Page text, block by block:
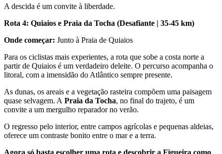
A descida é um convite à liberdade.
Rota 4: Quiaios e Praia da Tocha (Desafiante | 35-45 km)
Onde começar: Junto à Praia de Quiaios
Para os ciclistas mais experientes, a rota que sobe a costa norte a
partir de Quiaios é um verdadeiro deleite. O percurso acompanha o
litoral, com a imensidão do Atlântico sempre presente.
As dunas, os areais e a vegetação rasteira compõem uma paisagem
quase selvagem. A Praia da Tocha, no final do trajeto, é um
convite a um mergulho reparador no verão.
O regresso pelo interior, entre campos agrícolas e pequenas aldeias,
oferece um contraste bonito entre o mar e a terra.
Agora só basta escolher uma rota e descobrir a Figueira como